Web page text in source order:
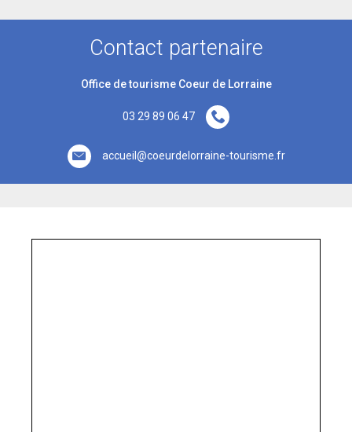
Contact partenaire
Office de tourisme Coeur de Lorraine
03 29 89 06 47
accueil@coeurdelorraine-tourisme.fr